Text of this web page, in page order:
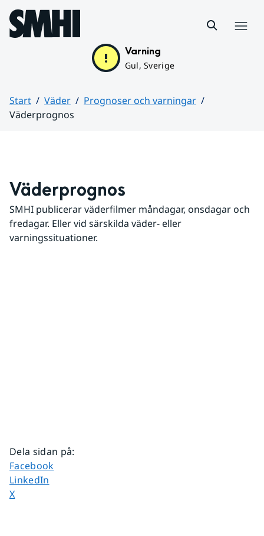
Hoppa till sidans innehåll
Varning
Gul, Sverige
Start Väder
Prognoser och varningar
Väderprognos
Väderprognos
SMHI publicerar väderfilmer måndagar, onsdagar och
fredagar. Eller vid särskilda väder- eller
varningssituationer.
Dela sidan på:
Dela sidan på
Facebook
Dela sidan på
LinkedIn
Dela sidan på
X